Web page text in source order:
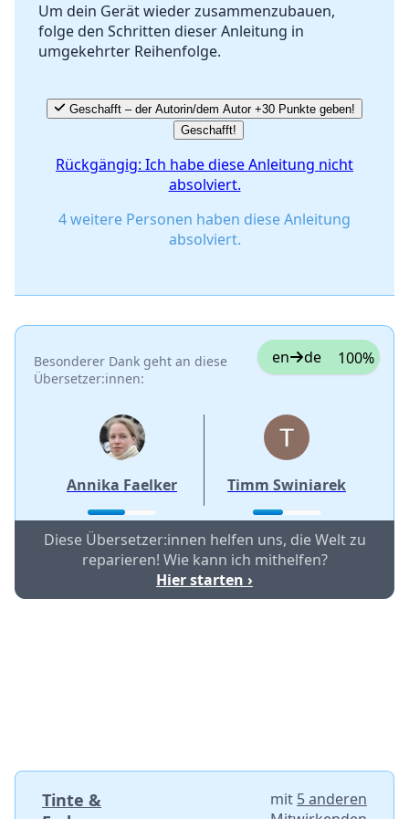
Abbrechen Kommentieren
Um dein Gerät wieder zusammenzubauen,
folge den Schritten dieser Anleitung in
umgekehrter Reihenfolge.
Geschafft – der Autorin/dem Autor +30 Punkte geben!
Geschafft!
Rückgängig: Ich habe diese Anleitung nicht
absolviert.
4 weitere Personen haben diese Anleitung
absolviert.
Besonderer Dank geht an diese
Übersetzer:innen:
en de 100%
Annika Faelker Timm Swiniarek
Diese Übersetzer:innen helfen uns, die Welt zu
reparieren! Wie kann ich mithelfen?
Hier starten ›
Tinte &
mit 5 anderen